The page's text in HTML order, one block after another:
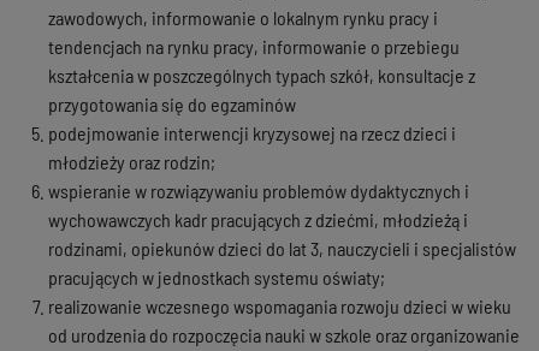
zawodowych, informowanie o lokalnym rynku pracy i
tendencjach na rynku pracy, informowanie o przebiegu
kształcenia w poszczególnych typach szkół, konsultacje z
przygotowania się do egzaminów
podejmowanie interwencji kryzysowej na rzecz dzieci i
młodzieży oraz rodzin;
wspieranie w rozwiązywaniu problemów dydaktycznych i
wychowawczych kadr pracujących z dziećmi, młodzieżą i
rodzinami, opiekunów dzieci do lat 3, nauczycieli i specjalistów
pracujących w jednostkach systemu oświaty;
realizowanie wczesnego wspomagania rozwoju dzieci w wieku
od urodzenia do rozpoczęcia nauki w szkole oraz organizowanie